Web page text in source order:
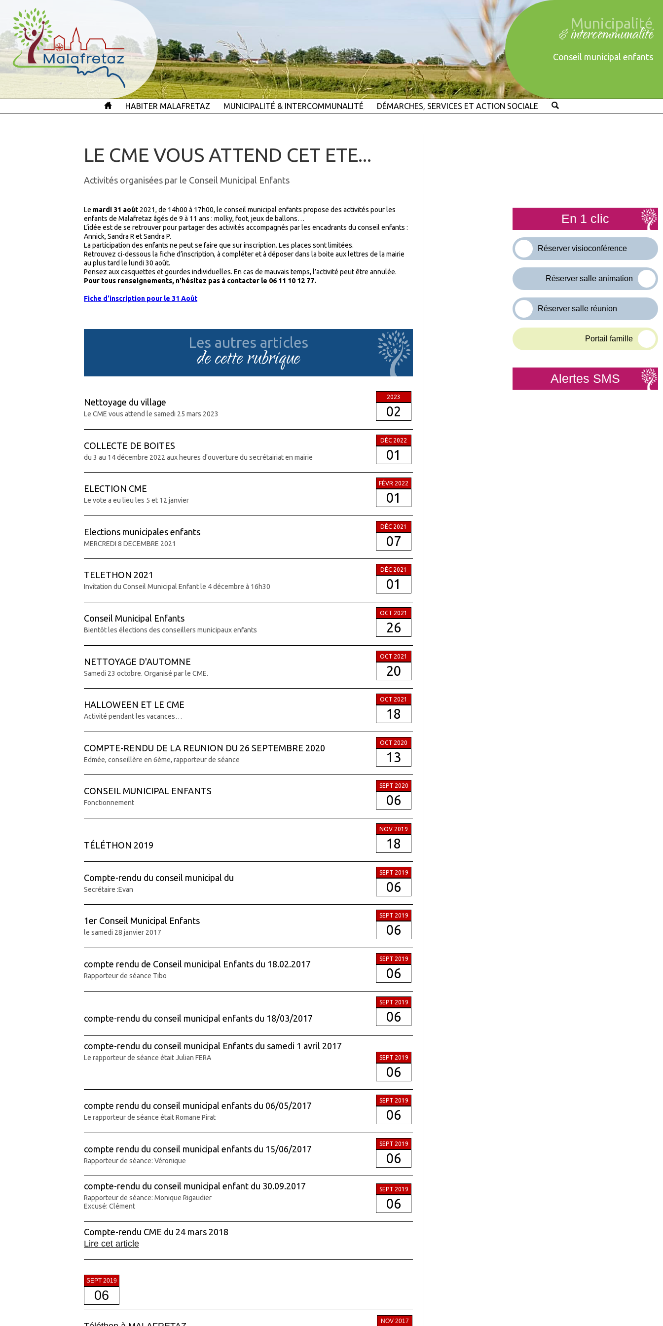
Municipalité
& intercommunalité
Conseil municipal enfants
HABITER MALAFRETAZ MUNICIPALITÉ & INTERCOMMUNALITÉ DÉMARCHES, SERVICES ET ACTION SOCIALE
LE CME VOUS ATTEND CET ETE...
Activités organisées par le Conseil Municipal Enfants
Le mardi 31 août 2021, de 14h00 à 17h00, le conseil municipal enfants propose des activités pour les
enfants de Malafretaz âgés de 9 à 11 ans : molky, foot, jeux de ballons…
L’idée est de se retrouver pour partager des activités accompagnés par les encadrants du conseil enfants :
Annick, Sandra R et Sandra P.
La participation des enfants ne peut se faire que sur inscription. Les places sont limitées.
Retrouvez ci-dessous la fiche d’inscription, à compléter et à déposer dans la boite aux lettres de la mairie
au plus tard le lundi 30 août.
Pensez aux casquettes et gourdes individuelles. En cas de mauvais temps, l’activité peut être annulée.
Pour tous renseignements, n'hésitez pas à contacter le 06 11 10 12 77.
Fiche d'inscription pour le 31 Août
Les autres articles
de cette rubrique
Nettoyage du village
Le CME vous attend le samedi 25 mars 2023
2023
02
COLLECTE DE BOITES
du 3 au 14 décembre 2022 aux heures d'ouverture du secrétairiat en mairie
DÉC 2022
01
ELECTION CME
Le vote a eu lieu les 5 et 12 janvier
FÉVR 2022
01
Elections municipales enfants
MERCREDI 8 DECEMBRE 2021
DÉC 2021
07
TELETHON 2021
Invitation du Conseil Municipal Enfant le 4 décembre à 16h30
DÉC 2021
01
Conseil Municipal Enfants
Bientôt les élections des conseillers municipaux enfants
OCT 2021
26
NETTOYAGE D'AUTOMNE
Samedi 23 octobre. Organisé par le CME.
OCT 2021
20
HALLOWEEN ET LE CME
Activité pendant les vacances…
OCT 2021
18
COMPTE-RENDU DE LA REUNION DU 26 SEPTEMBRE 2020
Edmée, conseillère en 6ème, rapporteur de séance
OCT 2020
13
CONSEIL MUNICIPAL ENFANTS
Fonctionnement
SEPT 2020
06
TÉLÉTHON 2019
NOV 2019
18
Compte-rendu du conseil municipal du
Secrétaire :Evan
SEPT 2019
06
1er Conseil Municipal Enfants
le samedi 28 janvier 2017
SEPT 2019
06
compte rendu de Conseil municipal Enfants du 18.02.2017
Rapporteur de séance Tibo
SEPT 2019
06
compte-rendu du conseil municipal enfants du 18/03/2017
SEPT 2019
06
compte-rendu du conseil municipal Enfants du samedi 1 avril 2017
Le rapporteur de séance était Julian FERA SEPT 2019
06
compte rendu du conseil municipal enfants du 06/05/2017
Le rapporteur de séance était Romane Pirat
SEPT 2019
06
compte rendu du conseil municipal enfants du 15/06/2017
Rapporteur de séance: Véronique
SEPT 2019
06
compte-rendu du conseil municipal enfant du 30.09.2017
Rapporteur de séance: Monique Rigaudier
Excusé: Clément
SEPT 2019
06
Compte-rendu CME du 24 mars 2018
Lire cet article
SEPT 2019
06
NOV 2017
En 1 clic
Réserver visioconférence
Réserver salle animation
Réserver salle réunion
Portail famille
Alertes SMS